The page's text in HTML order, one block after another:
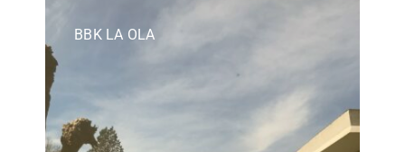
BBK LA OLA